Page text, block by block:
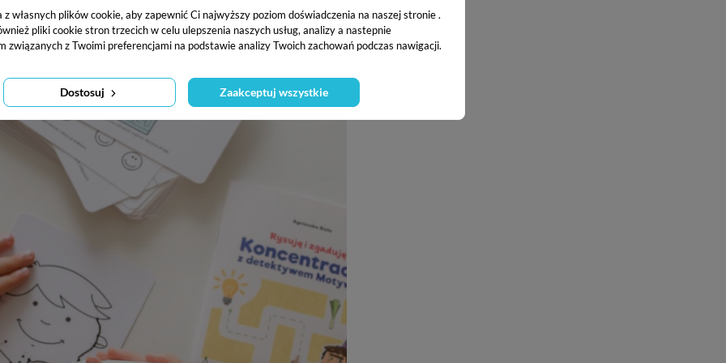
dziecko samo rozumie, do czego potrzebna jest mu zdobywana
ma problemy z koncentracją?
własnych plików cookie, aby zapewnić Ci najwyższy poziom doświadczenia na naszej stronie .
pliki cookie stron trzecich w celu ulepszenia naszych usług, analizy a nastepnie
związanych z Twoimi preferencjami na podstawie analizy Twoich zachowań podczas nawigacji.
Dostosuj Zaakceptuj wszystkie